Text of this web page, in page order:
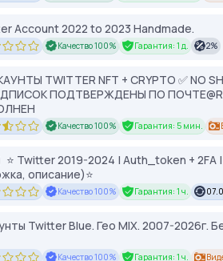
Account 2022 to 2023 Handmade.
Качество 100% Гарантия: 1 д. 2%
TWITTER NFT + CRYPTO ✅
ПОДТВЕРЖДЕНЫ ПО
Качество 100% Гарантия: 5 мин.
⭐ Twitter 2019-2024 | Auth_token +
описание)⭐
Качество 100% Гарантия: 1 ч.
Twitter Blue. Гео MIX. 2007-2026г.
Качество 100% Гарантия: 1 ч.